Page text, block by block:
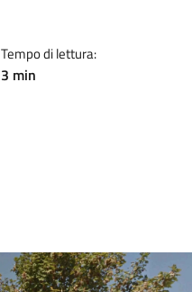
Tempo di lettura:
3 min